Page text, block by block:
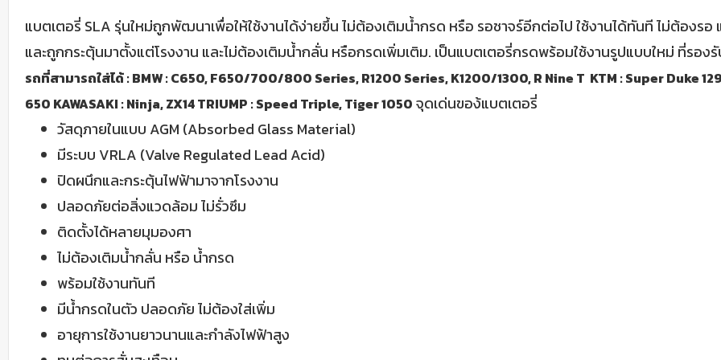
แบตเตอรี่ SLA รุ่นใหม่ถูกพัฒนาเพื่อให้ใช้งานได้ง่ายขึ้น ไม่ต้องเติมนํ้ากรด หรือ รอชาจร์อีกต่อไป ใช้งานได้ทันที ไม่ต้องร
และถูกกระตุ้นมาตั้งแต่โรงงาน และไม่ต้องเติมนํ้ากลั่น หรือกรดเพิ่มเติม. เป็นแบตเตอรี่กรดพร้อมใช้งานรูปแบบใหม่ ที่รอง
รถที่สามารถใส่ได้ : BMW : C650, F650/700/800 Series, R1200 Series, K1200/1300, R Nine T KTM : Super Duke
650 KAWASAKI : Ninja, ZX14 TRIUMP : Speed Triple, Tiger 1050 จุดเด่นของ้แบตเตอรี่
วัสดุภายในแบบ AGM (Absorbed Glass Material)
มีระบบ VRLA (Valve Regulated Lead Acid)
ปิดผนึกและกระตุ้นไฟฟ้ามาจากโรงงาน
ปลอดภัยต่อสิ่งแวดล้อม ไม่รั่วซึม
ติดตั้งได้หลายมุมองศา
ไม่ต้องเติมนํ้ากลั่น หรือ นํ้ากรด
พร้อมใช้งานทันที
มีนํ้ากรดในตัว ปลอดภัย ไม่ต้องใส่เพิ่ม
อายุการใช้งานยาวนานและกําลังไฟฟ้าสูง